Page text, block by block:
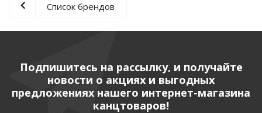
Список брендов
Подпишитесь на рассылку, и получайте
новости о акциях и выгодных
предложениях нашего интернет-магазина
канцтоваров!